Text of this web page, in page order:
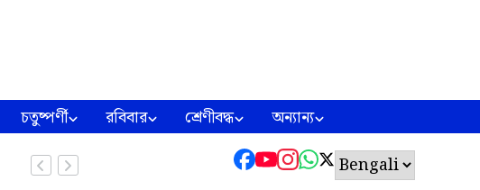
চতুষ্পর্ণী রবিবার শ্রেণীবদ্ধ অন্যান্য